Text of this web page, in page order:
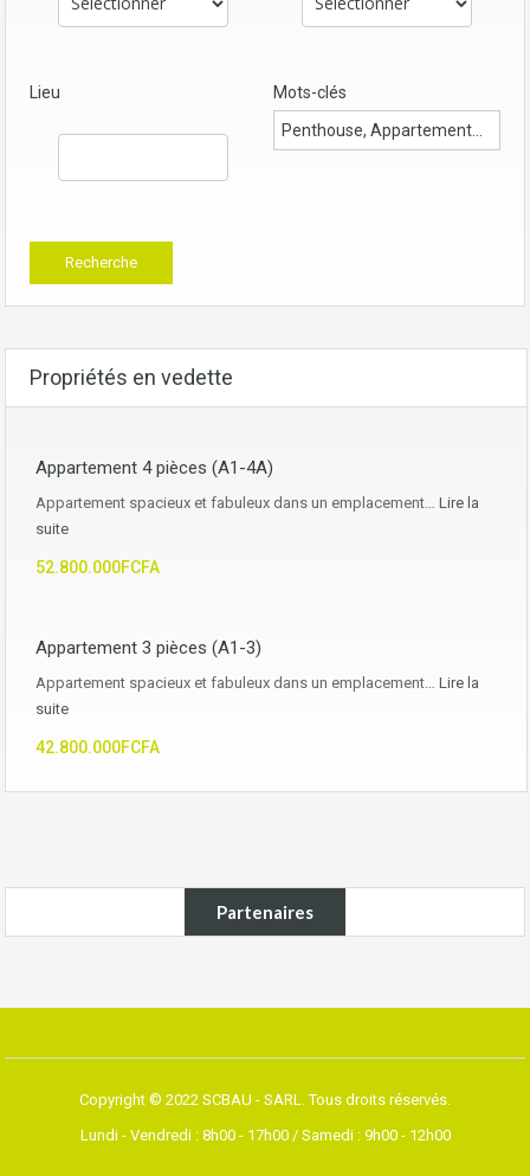
Lieu Mots-clés
Propriétés en vedette
Appartement 4 pièces (A1-4A)
Appartement spacieux et fabuleux dans un emplacement… Lire la
suite
52.800.000FCFA
Appartement 3 pièces (A1-3)
Appartement spacieux et fabuleux dans un emplacement… Lire la
suite
42.800.000FCFA
Partenaires
Copyright © 2022 SCBAU - SARL. Tous droits réservés.
Lundi - Vendredi : 8h00 - 17h00 / Samedi : 9h00 - 12h00